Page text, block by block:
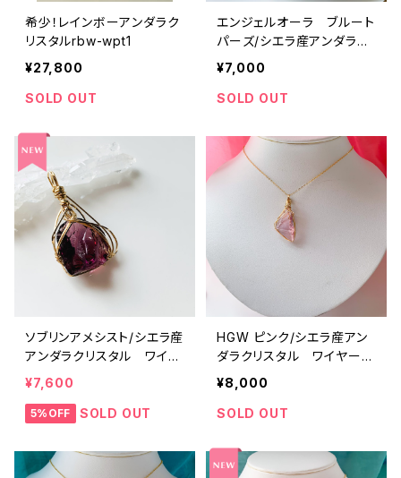
希少！レインボーアンダラク
リスタルrbw-wpt1
¥27,800
SOLD OUT
エンジェルオーラ ブルート
パーズ/シエラ産アンダラク
リスタル ワイヤーペンダン
トab-wp1
¥7,000
SOLD OUT
ソブリンアメシスト/シエラ産
アンダラクリスタル ワイヤ
ーペンダントame-wp3
¥7,600
5%OFF SOLD OUT
HGW ピンク/シエラ産アン
ダラクリスタル ワイヤーペ
ンダントHGW pk-wp3
¥8,000
SOLD OUT